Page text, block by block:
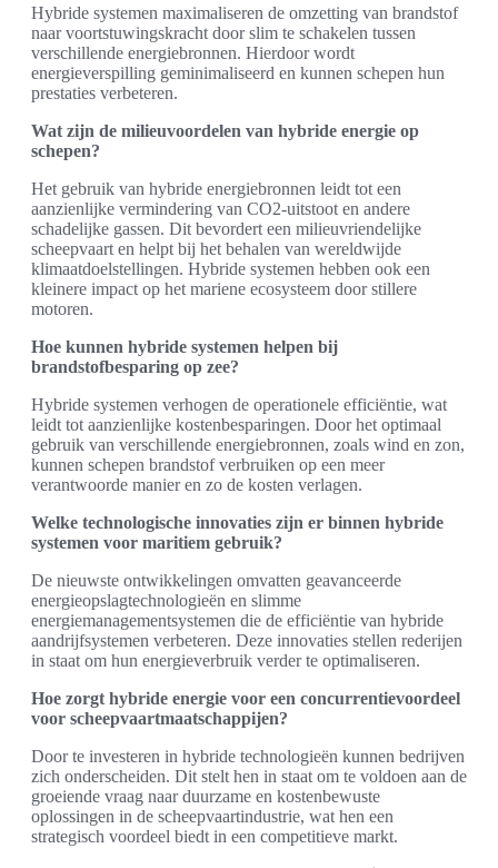
Hybride systemen maximaliseren de omzetting van brandstof
naar voortstuwingskracht door slim te schakelen tussen
verschillende energiebronnen. Hierdoor wordt
energieverspilling geminimaliseerd en kunnen schepen hun
prestaties verbeteren.
Wat zijn de milieuvoordelen van hybride energie op
schepen?
Het gebruik van hybride energiebronnen leidt tot een
aanzienlijke vermindering van CO2-uitstoot en andere
schadelijke gassen. Dit bevordert een milieuvriendelijke
scheepvaart en helpt bij het behalen van wereldwijde
klimaatdoelstellingen. Hybride systemen hebben ook een
kleinere impact op het mariene ecosysteem door stillere
motoren.
Hoe kunnen hybride systemen helpen bij
brandstofbesparing op zee?
Hybride systemen verhogen de operationele efficiëntie, wat
leidt tot aanzienlijke kostenbesparingen. Door het optimaal
gebruik van verschillende energiebronnen, zoals wind en zon,
kunnen schepen brandstof verbruiken op een meer
verantwoorde manier en zo de kosten verlagen.
Welke technologische innovaties zijn er binnen hybride
systemen voor maritiem gebruik?
De nieuwste ontwikkelingen omvatten geavanceerde
energieopslagtechnologieën en slimme
energiemanagementsystemen die de efficiëntie van hybride
aandrijfsystemen verbeteren. Deze innovaties stellen rederijen
in staat om hun energieverbruik verder te optimaliseren.
Hoe zorgt hybride energie voor een concurrentievoordeel
voor scheepvaartmaatschappijen?
Door te investeren in hybride technologieën kunnen bedrijven
zich onderscheiden. Dit stelt hen in staat om te voldoen aan de
groeiende vraag naar duurzame en kostenbewuste
oplossingen in de scheepvaartindustrie, wat hen een
strategisch voordeel biedt in een competitieve markt.